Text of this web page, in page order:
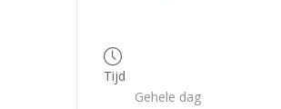
Tijd
Gehele dag